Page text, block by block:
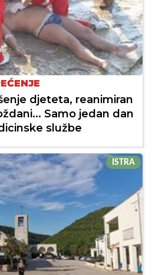
djeteta, reanimiran
Samo jedan dan
službe
ISTRA